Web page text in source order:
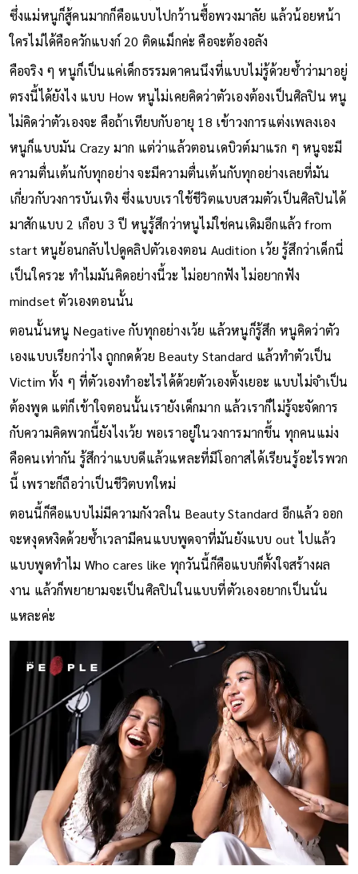
ซึ่งแม่หนูก็สู้คนมากก็คือแบบไปกว้านซื้อพวงมาลัย แล้วน้อยหน้า
ใครไม่ได้คือควักแบงก์ 20 ติดแม็กค่ะ คือจะต้องอลัง
คือจริง ๆ หนูก็เป็นแค่เด็กธรรมดาคนนึงที่แบบไม่รู้ด้วยซ้ำว่ามาอยู่
ตรงนี้ได้ยังไง แบบ How หนูไม่เคยคิดว่าตัวเองต้องเป็นศิลปิน หนู
ไม่คิดว่าตัวเองจะ คือถ้าเทียบกับอายุ 18 เข้าวงการแต่งเพลงเอง
หนูก็แบบมัน Crazy มาก แต่ว่าแล้วตอนเดบิวต์มาแรก ๆ หนูจะมี
ความตื่นเต้นกับทุกอย่าง จะมีความตื่นเต้นกับทุกอย่างเลยที่มัน
เกี่ยวกับวงการบันเทิง ซึ่งแบบเราใช้ชีวิตแบบสวมตัวเป็นศิลปินได้
มาสักแบบ 2 เกือบ 3 ปี หนูรู้สึกว่าหนูไม่ใช่คนเดิมอีกแล้ว from
start หนูย้อนกลับไปดูคลิปตัวเองตอน Audition เว้ย รู้สึกว่าเด็กนี่
เป็นใครวะ ทำไมมันคิดอย่างนี้วะ ไม่อยากฟัง ไม่อยากฟัง
mindset ตัวเองตอนนั้น
ตอนนั้นหนู Negative กับทุกอย่างเว้ย แล้วหนูก็รู้สึก หนูคิดว่าตัว
เองแบบเรียกว่าไง ถูกกดด้วย Beauty Standard แล้วทำตัวเป็น
Victim ทั้ง ๆ ที่ตัวเองทำอะไรได้ด้วยตัวเองตั้งเยอะ แบบไม่จำเป็น
ต้องพูด แต่ก็เข้าใจตอนนั้นเรายังเด็กมาก แล้วเราก็ไม่รู้จะจัดการ
กับความคิดพวกนี้ยังไงเว้ย พอเราอยู่ในวงการมากขึ้น ทุกคนแม่ง
คือคนเท่ากัน รู้สึกว่าแบบดีแล้วแหละที่มีโอกาสได้เรียนรู้อะไรพวก
นี้ เพราะก็ถือว่าเป็นชีวิตบทใหม่
ตอนนี้ก็คือแบบไม่มีความกังวลใน Beauty Standard อีกแล้ว ออก
จะหงุดหงิดด้วยซ้ำเวลามีคนแบบพูดจาที่มันยังแบบ out ไปแล้ว
แบบพูดทำไม Who cares like ทุกวันนี้ก็คือแบบก็ตั้งใจสร้างผล
งาน แล้วก็พยายามจะเป็นศิลปินในแบบที่ตัวเองอยากเป็นนั่น
แหละค่ะ